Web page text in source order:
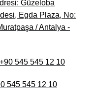
İmalatçıları
Mobilyacıları
Güzeloba
Egda Plaza, No:
/ Antalya -
545 545 12 10
545 545 12 10